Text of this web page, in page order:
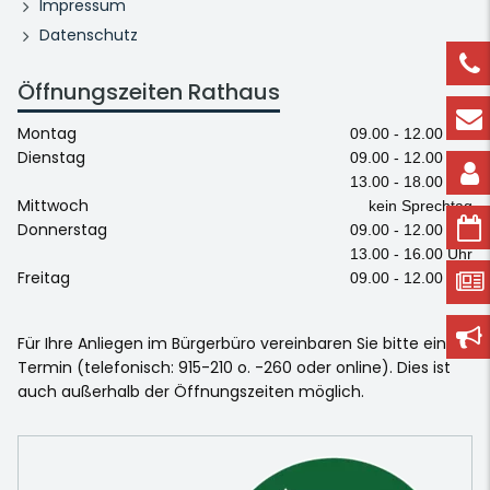
Impressum
Datenschutz
Öffnungszeiten Rathaus
Montag 09.00 - 12.00 Uhr
Dienstag
09.00 - 12.00 Uhr
13.00 - 18.00 Uhr
Mittwoch kein Sprechtag
Donnerstag
09.00 - 12.00 Uhr
13.00 - 16.00 Uhr
Freitag 09.00 - 12.00 Uhr
Für Ihre Anliegen im Bürgerbüro vereinbaren Sie bitte einen
Termin (telefonisch: 915-210 o. -260 oder online). Dies ist
auch außerhalb der Öffnungszeiten möglich.